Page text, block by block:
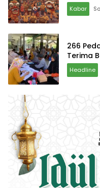
Kabar
266
Terima
Headline